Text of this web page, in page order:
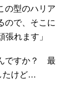
の型のハリア
ので、そこに
れます」
ですか？ 最
たけど…